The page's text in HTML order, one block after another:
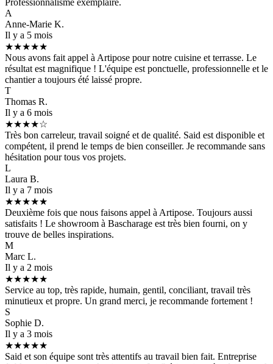
Professionnalisme exemplaire.
A
Anne-Marie K.
Il y a 5 mois
★★★★★
Nous avons fait appel à Artipose pour notre cuisine et terrasse. Le
résultat est magnifique ! L'équipe est ponctuelle, professionnelle et le
chantier a toujours été laissé propre.
T
Thomas R.
Il y a 6 mois
★★★★☆
Très bon carreleur, travail soigné et de qualité. Said est disponible et
compétent, il prend le temps de bien conseiller. Je recommande sans
hésitation pour tous vos projets.
L
Laura B.
Il y a 7 mois
★★★★★
Deuxième fois que nous faisons appel à Artipose. Toujours aussi
satisfaits ! Le showroom à Bascharage est très bien fourni, on y
trouve de belles inspirations.
M
Marc L.
Il y a 2 mois
★★★★★
Service au top, très rapide, humain, gentil, conciliant, travail très
minutieux et propre. Un grand merci, je recommande fortement !
S
Sophie D.
Il y a 3 mois
★★★★★
Said et son équipe sont très attentifs au travail bien fait. Entreprise